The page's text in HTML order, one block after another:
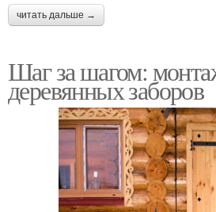
читать дальше →
Шаг за шагом:
деревянных заборов